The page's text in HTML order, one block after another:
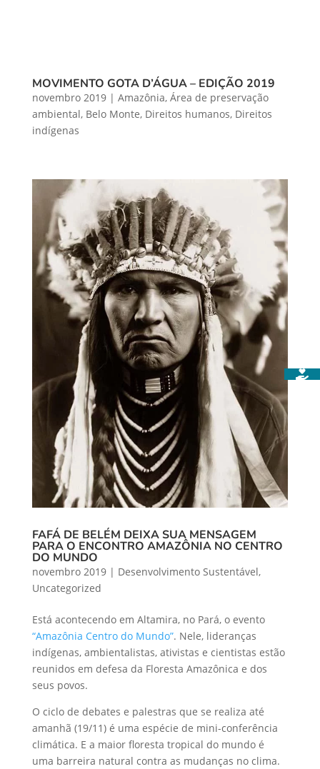
MOVIMENTO GOTA D’ÁGUA – EDIÇÃO 2019
novembro 2019| Amazônia, Área de preservação
ambiental, Belo Monte, Direitos humanos, Direitos
indígenas
FAFÁ DE BELÉM DEIXA SUA MENSAGEM
PARA O ENCONTRO AMAZÔNIA NO CENTRO
DO MUNDO
novembro 2019| Desenvolvimento Sustentável,
Uncategorized
Está acontecendo em Altamira, no Pará, o evento
“Amazônia Centro do Mundo”. Nele, lideranças
indígenas, ambientalistas, ativistas e cientistas estão
reunidos em defesa da Floresta Amazônica e dos
seus povos.
O ciclo de debates e palestras que se realiza até
amanhã (19/11) é uma espécie de mini-conferência
climática. E a maior floresta tropical do mundo é
uma barreira natural contra as mudanças no clima.